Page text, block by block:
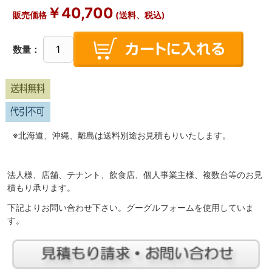
販売価格￥40,700 (送料、税込)
数量：
※北海道、沖縄、離島は送料別途お見積もりいたします。
法人様、店舗、テナント、飲食店、個人事業主様、複数台等のお見
積もり承ります。
下記よりお問い合わせ下さい。グーグルフォームを使用していま
す。